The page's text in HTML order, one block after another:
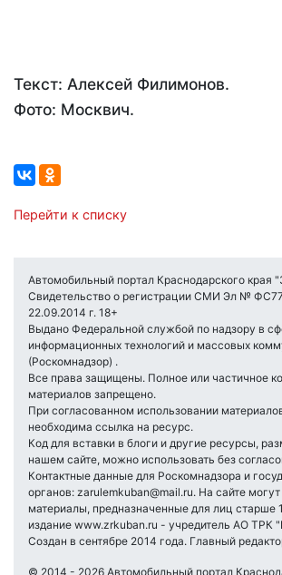
Текст: Алексей Филимонов.
Фото: Москвич.
Перейти к списку
Автомобильный портал Краснодарского края
Свидетельство о регистрации СМИ Эл №
22.09.2014 г. 18+
Выдано Федеральной службой по надзору в
информационных технологий и массовых
(Роскомнадзор) .
Все права защищены. Полное или частичное
материалов запрещено.
При согласованном использовании
необходима ссылка на ресурс.
Код для вставки в блоги и другие ресурсы,
нашем сайте, можно использовать без
Контактные данные для Роскомнадзора и
органов: zarulemkuban@mail.ru. На сайте
материалы, предназначенные для лиц старше
издание www.zrkuban.ru - учредитель АО ТРК
Создан в сентябре 2014 года. Главный
© 2014 - 2026 Автомобильный портал